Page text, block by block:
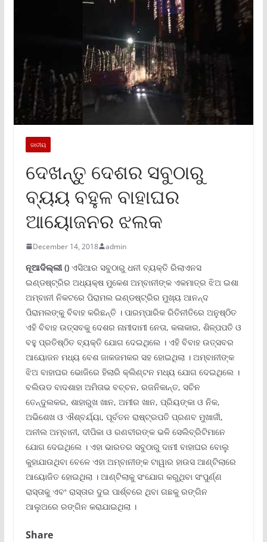
ଜାତୀୟ
ଦେଖନ୍ତୁ ଦେଶର ସବୁଠାରୁ
ବ୍ୟୟ ବହୁଳ ବାହାଘର
ଆୟୋଜନର ଝଲକ
December 14, 2018 admin
ନୂଆଦିଲ୍ଲୀ ()ଏସିଆର ସବୁଠାରୁ ଧନୀ ବ୍ୟକ୍ତି ରିଲାଏନସ
ଇଣ୍ଡଷ୍ଟ୍ରିର ଅଧ୍ୟକ୍ଷ ମୁକେଶ ଅମ୍ବାନୀଙ୍କ ଏକମାତ୍ର ଝିଅ ଇଶା
ଅମ୍ବାନୀ ନିକଟରେ ପିରାମଲ ଇଣ୍ଡଷ୍ଟ୍ରିର ମୁଖ୍ୟ ଆନନ୍ଦ
ପିରାମଲଙ୍କୁ ବିବାହ କରିଛନ୍ତି । ପାରମ୍ପାରିକ ରିତିନୀତିରେ ଅନୁଷ୍ଠିତ
ଏହି ବିବାହ ଉତ୍ସବକୁ ଦେଶର ନାମୀଦାମୀ ନେତା, କଳାକାର, ଶିଳ୍ପପତି ଓ
ବହୁ ପ୍ରତିଷ୍ଠିତ ବ୍ୟକ୍ତି ଯୋଗ ଦେଇଥିଲେ । ଏହି ବିବାହ ଉତ୍ସବର
ଆୟୋଜନ ମଧ୍ୟ ବେଶ ଜାକଜମକର ସହ ହୋଇଥିଲା । ଅମ୍ବାନୀଙ୍କ
ଝିଅ ବାହାଘର ଭୋଜିରେ ହିଲାରି କ୍ଲିଣ୍ଟନ ମଧ୍ୟ ଯୋଗ ଦେଇଥିଲେ ।
ବଲିଉଡ ବାଦଶାହା ଅମିତାଭ ବଚ୍ଚନ, ରଜନିକାନ୍ତ, ସଚିନ
ତେନ୍ଦୁଲକର, ଶାହାରୁଖ ଖାନ, ଅମୀର ଖାନ, ପ୍ରିୟଙ୍କା ଓ ନିକ,
ଅଭିଶେଖ ଓ ଐଶ୍ବର୍ଯ୍ୟା, ପୂର୍ବତନ ରାଷ୍ଟ୍ରପତି ପ୍ରଣବ ମୁଖାର୍ଜୀ,
ଅନୀଲ ଅମ୍ବାନୀ, ଦୀପିକା ଓ ରଣବୀରଙ୍କ ଭଳି ସେଲିବ୍ରିଟିମାନେ
ଯୋଗ ଦେଇଥିଲେ । ଏହା ଭାରତର ସବୁଠାରୁ ଦାମୀ ବାହାଘର ବୋଲୁ
କୁହାଯାଉଥିବା ବେଳେ ଏହା ଅମ୍ବାନୀଙ୍କ ଟାୱାର ହାଉସ ଆଣ୍ଟିଲାରେ
ଆୟୋଜିତ ହୋଇଥିଲା । ଆଣ୍ଟିଲାକୁ ସଂଯୋଗ କରୁଥିବା ସଂପୁର୍ଣ୍ଣ
ରାସ୍ତାକୁ ଏବଂ ରାସ୍ତାର ଦୁଇ ପାର୍ଶ୍ବରେ ଥିବା ଗଛକୁ ରଙ୍ଗିନ
ଆଲୁଅରେ ରଙ୍ଗିନ କରାଯାଇଥିଲା ।
Share